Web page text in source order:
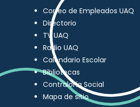
Correo de Empleados UAQ
Directorio
TV UAQ
Radio UAQ
Calendario Escolar
Bibliotecas
Contraloría Social
Mapa de sitio